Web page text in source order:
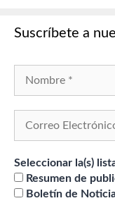
Suscríbete a
Seleccionar la(s)
Resumen de
Boletín de